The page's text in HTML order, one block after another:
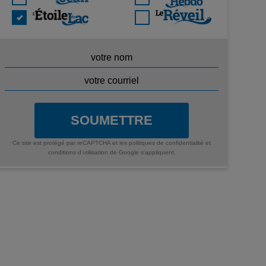
SOUMETTRE
Ce site est protégé par reCAPTCHA et les politiques de confidentialité et
conditions d'utilisation de Google s'appliquent.